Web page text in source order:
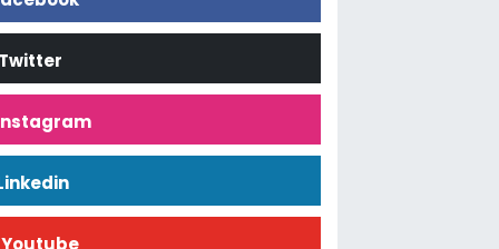
Twitter
Youtube